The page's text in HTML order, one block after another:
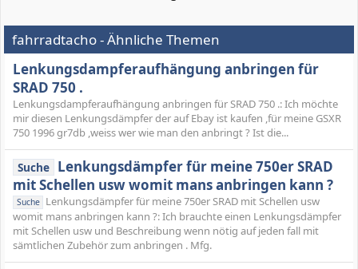
fahrradtacho - Ähnliche Themen
Lenkungsdampferaufhängung anbringen für
SRAD 750 .
Lenkungsdampferaufhängung anbringen für SRAD 750 .: Ich möchte
mir diesen Lenkungsdämpfer der auf Ebay ist kaufen ,für meine GSXR
750 1996 gr7db ,weiss wer wie man den anbringt ? Ist die...
Suche Lenkungsdämpfer für meine 750er SRAD
mit Schellen usw womit mans anbringen kann ?
Suche Lenkungsdämpfer für meine 750er SRAD mit Schellen usw
womit mans anbringen kann ?: Ich brauchte einen Lenkungsdämpfer
mit Schellen usw und Beschreibung wenn nötig auf jeden fall mit
sämtlichen Zubehör zum anbringen . Mfg.